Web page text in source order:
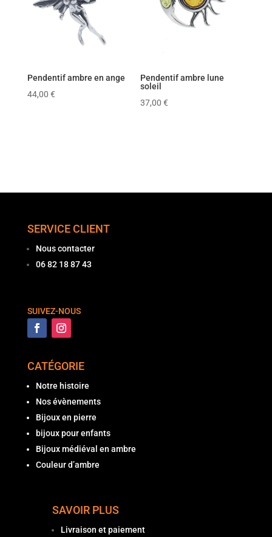
Pendentif ambre en ange
44,00 €
Pendentif ambre lune
soleil
37,00€
SERVICE CLIENT
Nous contacter
06 82 18 87 43
SUIVEZ-NOUS
CATÉGORIE
Notre histoire
Nos évènements
Bijoux en pierre
bijoux pour enfants
Bijoux médiéval en ambre
Couleur d’ambre
SAVOIR PLUS
Livraison et paiement